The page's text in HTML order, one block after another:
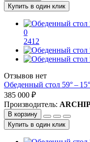
Купить в один клик
0
2412
Отзывов нет
Обеденный стол 59° –
385 000 ₽
Производитель:
В корзину
Купить в один клик